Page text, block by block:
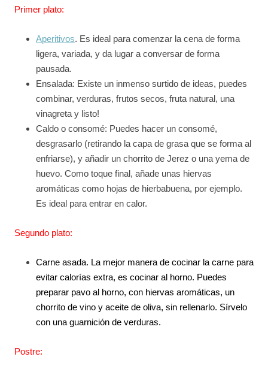
Primer plato:
Aperitivos. Es ideal para comenzar la cena de forma
ligera, variada, y da lugar a conversar de forma
pausada.
Ensalada: Existe un inmenso surtido de ideas, puedes
combinar, verduras, frutos secos, fruta natural, una
vinagreta y listo!
Caldo o consomé: Puedes hacer un consomé,
desgrasarlo (retirando la capa de grasa que se forma al
enfriarse), y añadir un chorrito de Jerez o una yema de
huevo. Como toque final, añade unas hiervas
aromáticas como hojas de hierbabuena, por ejemplo.
Es ideal para entrar en calor.
Segundo plato:
Carne asada. La mejor manera de cocinar la carne para
evitar calorías extra, es cocinar al horno. Puedes
preparar pavo al horno, con hiervas aromáticas, un
chorrito de vino y aceite de oliva, sin rellenarlo. Sírvelo
con una guarnición de verduras.
Postre: